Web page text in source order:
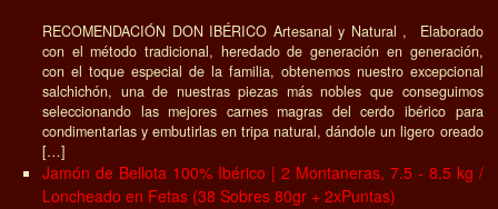
RECOMENDACIÓN DON IBÉRICO Artesanal y Natural , Elaborado
con el método tradicional, heredado de generación en generación,
con el toque especial de la familia, obtenemos nuestro excepcional
salchichón, una de nuestras piezas más nobles que conseguimos
seleccionando las mejores carnes magras del cerdo ibérico para
condimentarlas y embutirlas en tripa natural, dándole un ligero oreado
[…]
Jamón de Bellota 100% Ibérico | 2 Montaneras, 7.5 - 8.5 kg /
Loncheado en Fetas (38 Sobres 80gr + 2xPuntas)